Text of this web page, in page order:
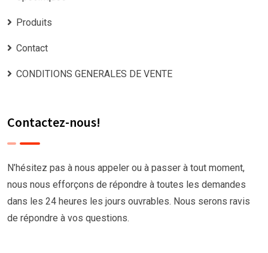
Produits
Contact
CONDITIONS GENERALES DE VENTE
Contactez-nous!
N’hésitez pas à nous appeler ou à passer à tout moment,
nous nous efforçons de répondre à toutes les demandes
dans les 24 heures les jours ouvrables. Nous serons ravis
de répondre à vos questions.